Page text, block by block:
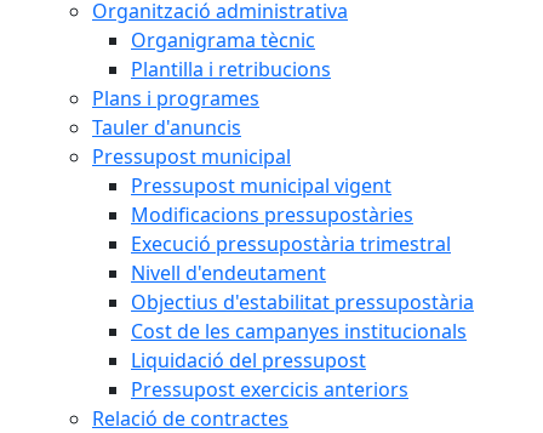
Organització administrativa
Organigrama tècnic
Plantilla i retribucions
Plans i programes
Tauler d'anuncis
Pressupost municipal
Pressupost municipal vigent
Modificacions pressupostàries
Execució pressupostària trimestral
Nivell d'endeutament
Objectius d'estabilitat pressupostària
Cost de les campanyes institucionals
Liquidació del pressupost
Pressupost exercicis anteriors
Relació de contractes